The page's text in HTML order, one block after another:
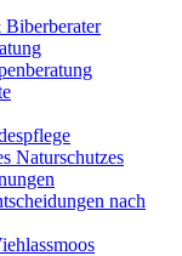
Naturschutzes
nach